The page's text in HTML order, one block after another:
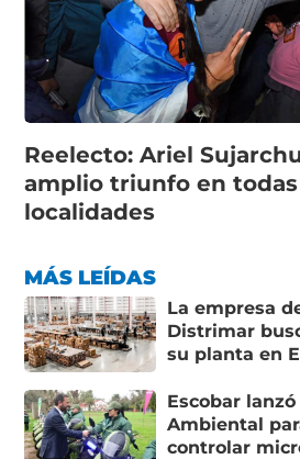
Reelecto: Ariel
amplio triunfo en todas
localidades
MÁS LEÍDAS
La empresa
Distrimar
su planta en
Escobar
Ambiental
controlar